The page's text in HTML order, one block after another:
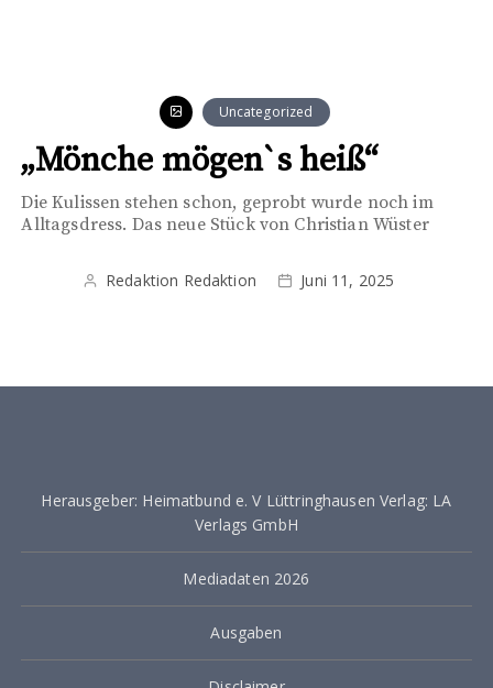
Uncategorized
„Mönche mögen`s heiß“
Die Kulissen stehen schon, geprobt wurde noch im
Alltagsdress. Das neue Stück von Christian Wüster
Redaktion Redaktion Juni 11, 2025
Herausgeber: Heimatbund e. V Lüttringhausen Verlag: LA
Verlags GmbH
Mediadaten 2026
Ausgaben